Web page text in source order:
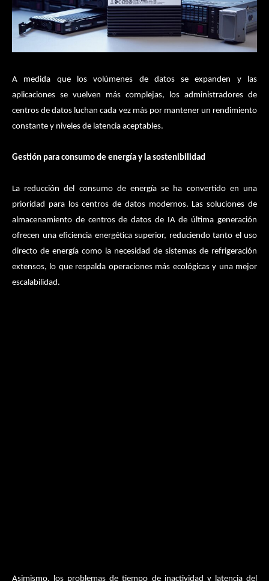
A medida que los volúmenes de datos se expanden y las
aplicaciones se vuelven más complejas, los administradores de
centros de datos luchan cada vez más por mantener un rendimiento
constante y niveles de latencia aceptables.
Gestión para consumo de energía y la sostenibilidad
La reducción del consumo de energía se ha convertido en una
prioridad para los centros de datos modernos. Las soluciones de
almacenamiento de centros de datos de IA de última generación
ofrecen una eficiencia energética superior, reduciendo tanto el uso
directo de energía como la necesidad de sistemas de refrigeración
extensos, lo que respalda operaciones más ecológicas y una mejor
escalabilidad.
Asimismo, los problemas de tiempo de inactividad y latencia del